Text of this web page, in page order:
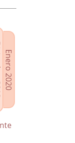
Enero 2020